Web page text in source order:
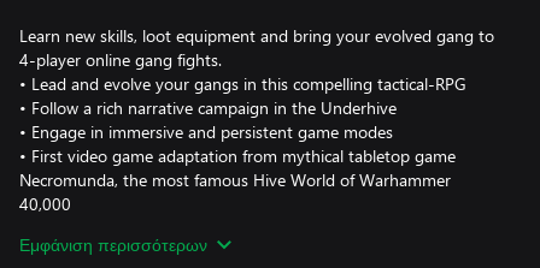
Learn new skills, loot equipment and bring your evolved gang to
4-player online gang fights.
• Lead and evolve your gangs in this compelling tactical-RPG
• Follow a rich narrative campaign in the Underhive
• Engage in immersive and persistent game modes
• First video game adaptation from mythical tabletop game
Necromunda, the most famous Hive World of Warhammer
40,000
Εμφάνιση περισσότερων